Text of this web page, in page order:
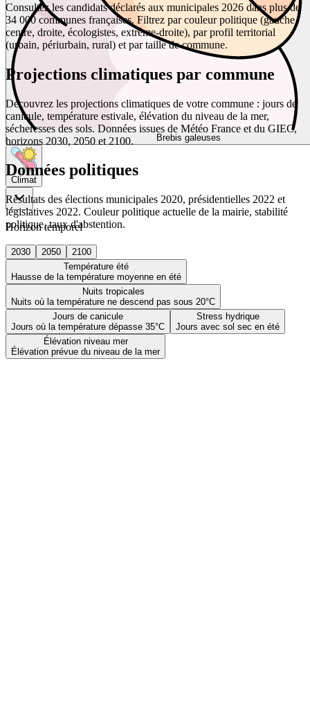
Brebis galeuses
Climat
Horizon temporel
2030 2050
2100
Température été
Hausse de la température moyenne en été
Nuits tropicales
Nuits où la température ne descend pas sous 20°C
Jours de canicule
Jours où la température dépasse 35°C
Stress hydrique
Jours avec sol sec en été
Élévation niveau mer
Élévation prévue du niveau de la mer
Consultez les candidats déclarés aux municipales 2026 dans plus de
34 000 communes françaises. Filtrez par couleur politique (gauche,
centre, droite, écologistes, extrême-droite), par profil territorial
(urbain, périurbain, rural) et par taille de commune.
Projections climatiques par commune
Découvrez les projections climatiques de votre commune : jours de
canicule, température estivale, élévation du niveau de la mer,
sécheresses des sols. Données issues de Météo France et du GIEC,
horizons 2030, 2050 et 2100.
Données politiques
Résultats des élections municipales 2020, présidentielles 2022 et
législatives 2022. Couleur politique actuelle de la mairie, stabilité
politique, taux d'abstention.